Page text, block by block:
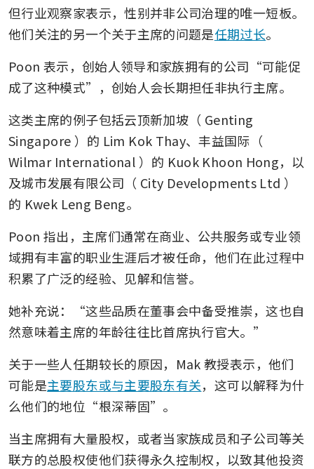
但行业观察家表示，性别并非公司治理的唯一短板。
他们关注的另一个关于主席的问题是任期过长。
Poon 表示，创始人领导和家族拥有的公司“可能促
成了这种模式”，创始人会长期担任非执行主席。
这类主席的例子包括云顶新加坡（ Genting
Singapore ）的 Lim Kok Thay、丰益国际（
Wilmar International ）的 Kuok Khoon Hong，以
及城市发展有限公司（ City Developments Ltd ）
的 Kwek Leng Beng。
Poon 指出，主席们通常在商业、公共服务或专业领
域拥有丰富的职业生涯后才被任命，他们在此过程中
积累了广泛的经验、见解和信誉。
她补充说：“这些品质在董事会中备受推崇，这也自
然意味着主席的年龄往往比首席执行官大。”
关于一些人任期较长的原因，Mak 教授表示，他们
可能是主要股东或与主要股东有关，这可以解释为什
么他们的地位“根深蒂固”。
当主席拥有大量股权，或者当家族成员和子公司等关
联方的总股权使他们获得永久控制权，以致其他投资